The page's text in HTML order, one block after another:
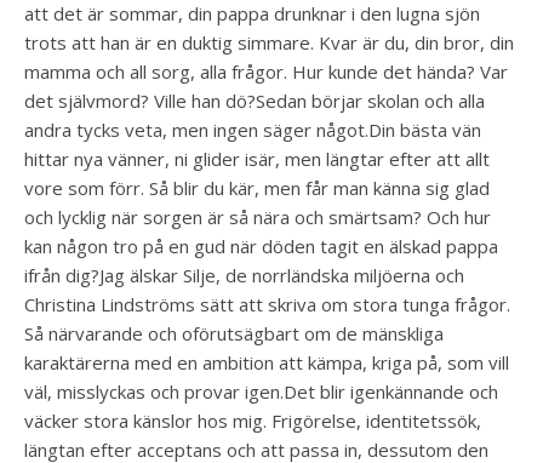
att det är sommar, din pappa drunknar i den lugna sjön
trots att han är en duktig simmare. Kvar är du, din bror, din
mamma och all sorg, alla frågor. Hur kunde det hända? Var
det självmord? Ville han dö?Sedan börjar skolan och alla
andra tycks veta, men ingen säger något.Din bästa vän
hittar nya vänner, ni glider isär, men längtar efter att allt
vore som förr. Så blir du kär, men får man känna sig glad
och lycklig när sorgen är så nära och smärtsam? Och hur
kan någon tro på en gud när döden tagit en älskad pappa
ifrån dig?Jag älskar Silje, de norrländska miljöerna och
Christina Lindströms sätt att skriva om stora tunga frågor.
Så närvarande och oförutsägbart om de mänskliga
karaktärerna med en ambition att kämpa, kriga på, som vill
väl, misslyckas och provar igen.Det blir igenkännande och
väcker stora känslor hos mig. Frigörelse, identitetssök,
längtan efter acceptans och att passa in, dessutom den